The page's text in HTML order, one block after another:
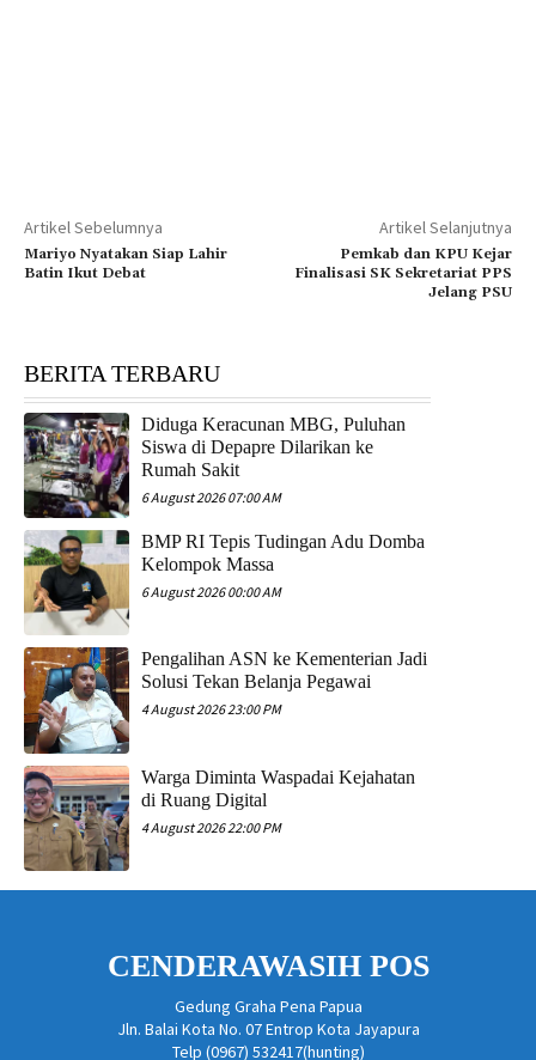
Artikel Sebelumnya
Mariyo Nyatakan Siap Lahir
Batin Ikut Debat
Artikel Selanjutnya
Pemkab dan KPU Kejar
Finalisasi SK Sekretariat PPS
Jelang PSU
BERITA TERBARU
Diduga Keracunan MBG, Puluhan
Siswa di Depapre Dilarikan ke
Rumah Sakit
6 August 2026 07:00 AM
​BMP RI Tepis Tudingan Adu Domba
Kelompok Massa
6 August 2026 00:00 AM
Pengalihan ASN ke Kementerian Jadi
Solusi Tekan Belanja Pegawai
4 August 2026 23:00 PM
Warga Diminta Waspadai Kejahatan
di Ruang Digital
4 August 2026 22:00 PM
CENDERAWASIH POS
Gedung Graha Pena Papua
Jln. Balai Kota No. 07 Entrop Kota Jayapura
Telp (0967) 532417(hunting)